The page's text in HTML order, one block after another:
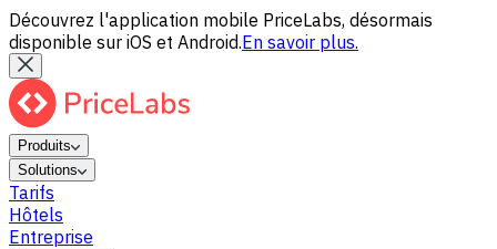
Découvrez l'application mobile PriceLabs, désormais
disponible sur iOS et Android.En savoir plus.
Produits
Solutions
Tarifs
Hôtels
Entreprise